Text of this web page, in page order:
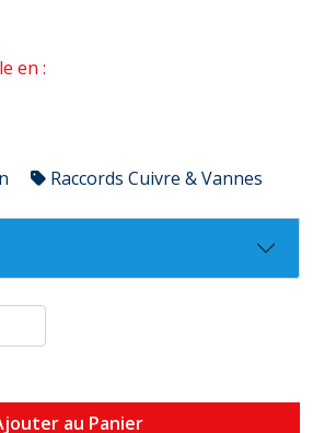
en :
Raccords Cuivre & Vannes
au Panier